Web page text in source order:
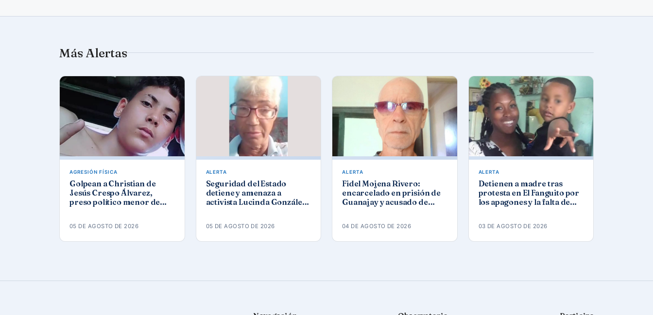
Más Alertas
AGRESIÓN FÍSICA
Golpean a Christian de
Jesús Crespo Álvarez,
preso político menor de
05 DE AGOSTO DE 2026
ALERTA
Seguridad del Estado
detiene y amenaza a
activista Lucinda González
05 DE AGOSTO DE 2026
ALERTA
Fidel Mojena Rivero:
encarcelado en prisión de
Guanajay y acusado de
04 DE AGOSTO DE 2026
ALERTA
Detienen a madre tras
protesta en El Fanguito por
los apagones y la falta de
03 DE AGOSTO DE 2026